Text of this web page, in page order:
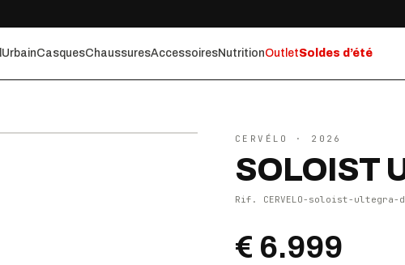
UrbainCasquesChaussuresAccessoiresNutritionOutletSoldes d’été
CERVÉLO · 2026
SOLOIST
Rif. CERVELO-soloist-ultegra-
€ 6.999